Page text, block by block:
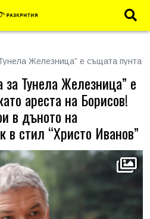
Железница” е същата пунта
Тунела Железница” е
ареста на Борисов!
в дъното на
стил “Христо Иванов”